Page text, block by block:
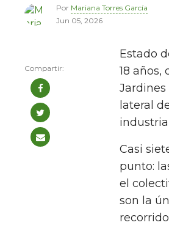
Por Mariana Torres García
Jun 05, 2026
Estado
18 años,
lateral
Casi
punto:
el
son la